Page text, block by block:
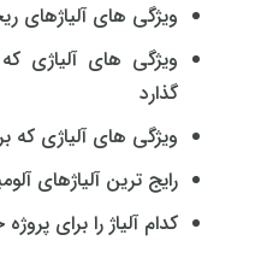
ویژگی های آلیاژهای
ویژگی های آلیاژی
گذارد
ویژگی های آلیاژی که
رایج ترین آلیاژهای
کدام آلیاژ را برای